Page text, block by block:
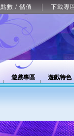
點數 / 儲值 下載專
遊戲專區 遊戲特色